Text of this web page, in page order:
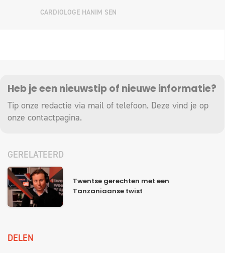
CARDIOLOGE HANIM SEN
Heb je een nieuwstip of nieuwe informatie?
Tip onze redactie via mail of telefoon. Deze vind je op
onze contactpagina.
GERELATEERD
Twentse gerechten met een
Tanzaniaanse twist
DELEN